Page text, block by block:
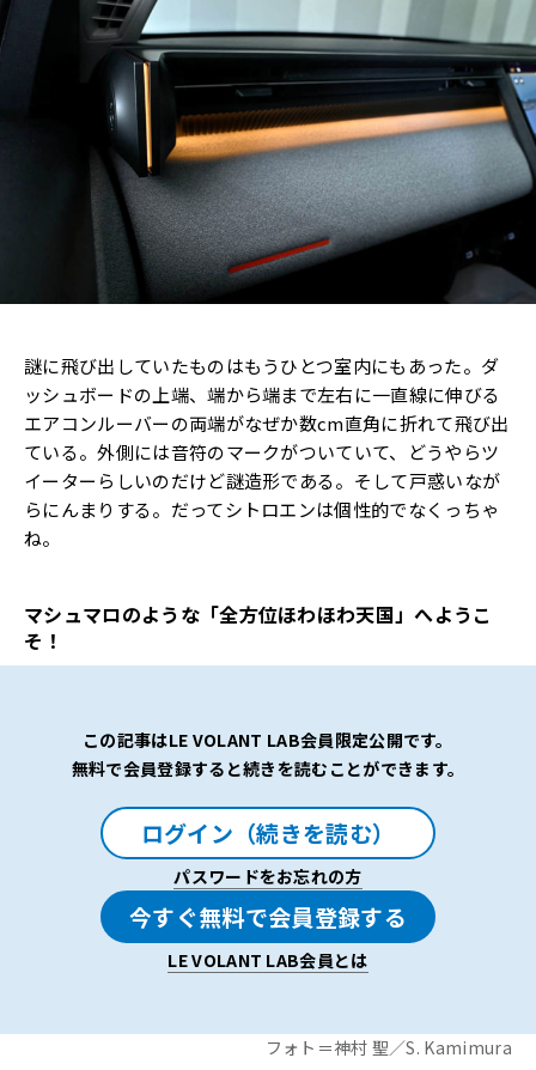
謎に飛び出していたものはもうひとつ室内にもあった。ダ
ッシュボードの上端、端から端まで左右に一直線に伸びる
エアコンルーバーの両端がなぜか数cm直角に折れて飛び出
ている。外側には音符のマークがついていて、どうやらツ
イーターらしいのだけど謎造形である。そして戸惑いなが
らにんまりする。だってシトロエンは個性的でなくっちゃ
ね。
マシュマロのような「全方位ほわほわ天国」へようこ
そ！
この記事はLE VOLANT LAB会員限定公開です。
無料で会員登録すると続きを読むことができます。
ログイン（続きを読む）
パスワードをお忘れの方
今すぐ無料で会員登録する
LE VOLANT LAB会員とは
フォト＝神村 聖／S. Kamimura